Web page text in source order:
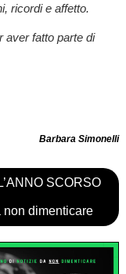
ricordi e affetto.
aver fatto parte di
Barbara Simonelli
SCORSO
dimenticare